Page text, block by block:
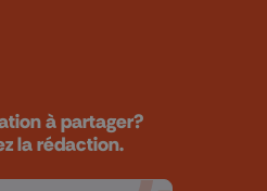
à partager?
la rédaction.